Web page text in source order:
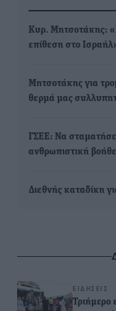
Κυρ. Μητσοτάκης:
επίθεση στο
Μητσοτάκης για
θερμά μας
ΓΣΕΕ: Να
ανθρωπιστική
Διεθνής καταδίκη
ΕΙΔΉΣΕΙΣ
Τριήμερο